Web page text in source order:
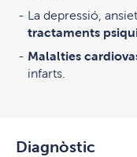
La depressió,
tractaments
Malalties
infarts.
Diagnòstic